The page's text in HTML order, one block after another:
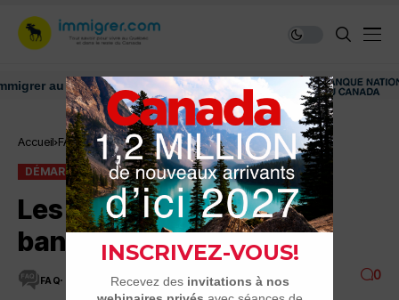
au Canada: ressources et conseils
Accueil FAQ Démarches Les 3 derniers relevés bancaires
DÉMARCHES FAQ
Les 3 derniers relevés
bancaires
FAQ 6 MINUTES DE LECTURE 13.7K VUES 0